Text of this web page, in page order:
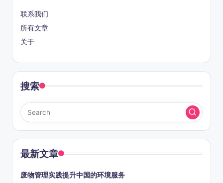
联系我们
所有文章
关于
搜索
最新文章
废物管理实践提升中国的环境服务